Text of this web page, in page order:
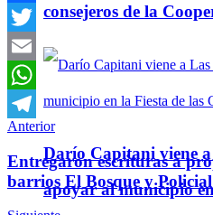
consejeros de la
Darío Capitani viene
apoyar al municipio
Facebook
Twitter
Email
WhatsApp
Telegram
Anterior
Entregaron escrituras a
barrios El Bosque y Policial